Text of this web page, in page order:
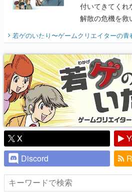
付いてきてく
解散の危機を救
『少年ジャンプ
り】
若ゲのいたり〜ゲームクリエイターの青
X
Discord